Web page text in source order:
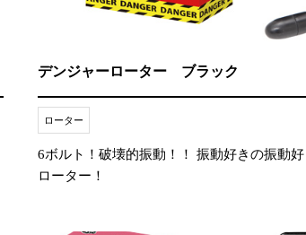
デンジャーローター ブラック
ローター
6ボルト！破壊的振動！！ 振動好きの振動
ローター！